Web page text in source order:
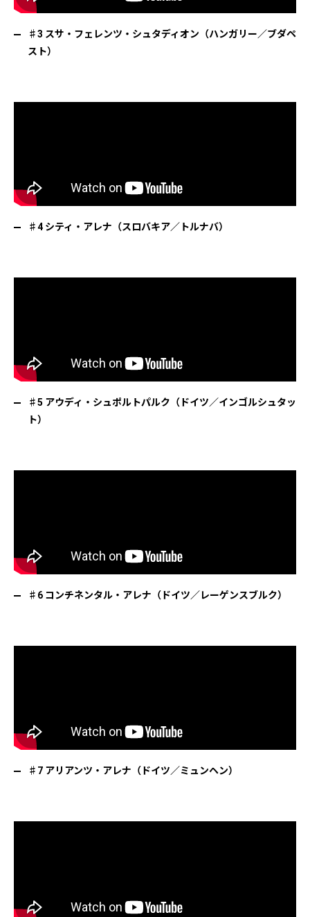
♯3 スサ・フェレンツ・シュタディオン（ハンガリー／ブダペ
スト）
♯4 シティ・アレナ（スロバキア／トルナバ）
♯5 アウディ・シュポルトパルク（ドイツ／インゴルシュタッ
ト）
♯6 コンチネンタル・アレナ（ドイツ／レーゲンスブルク）
♯7 アリアンツ・アレナ（ドイツ／ミュンヘン）